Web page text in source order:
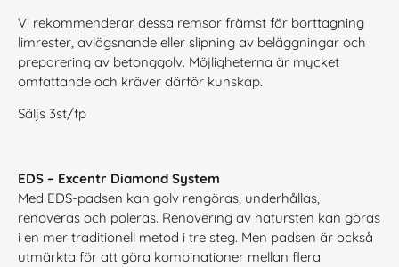
Vi rekommenderar dessa remsor främst för borttagning
limrester, avlägsnande eller slipning av beläggningar och
preparering av betonggolv. Möjligheterna är mycket
omfattande och kräver därför kunskap.
Säljs 3st/fp
EDS – Excentr Diamond System
Med EDS-padsen kan golv rengöras, underhållas,
renoveras och poleras. Renovering av natursten kan göras
i en mer traditionell metod i tre steg. Men padsen är också
utmärkta för att göra kombinationer mellan flera